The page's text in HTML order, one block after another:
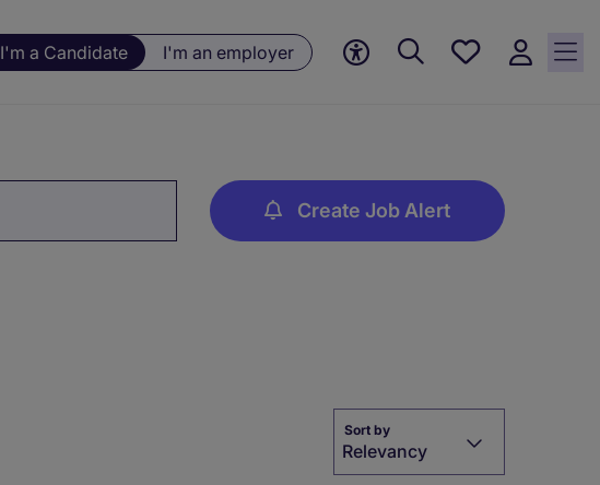
I'm a Candidate I'm an employer
Saved
Create Job Alert
Sort by
Relevancy